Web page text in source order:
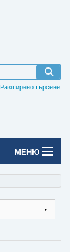
Разширено търсене
МЕНЮ